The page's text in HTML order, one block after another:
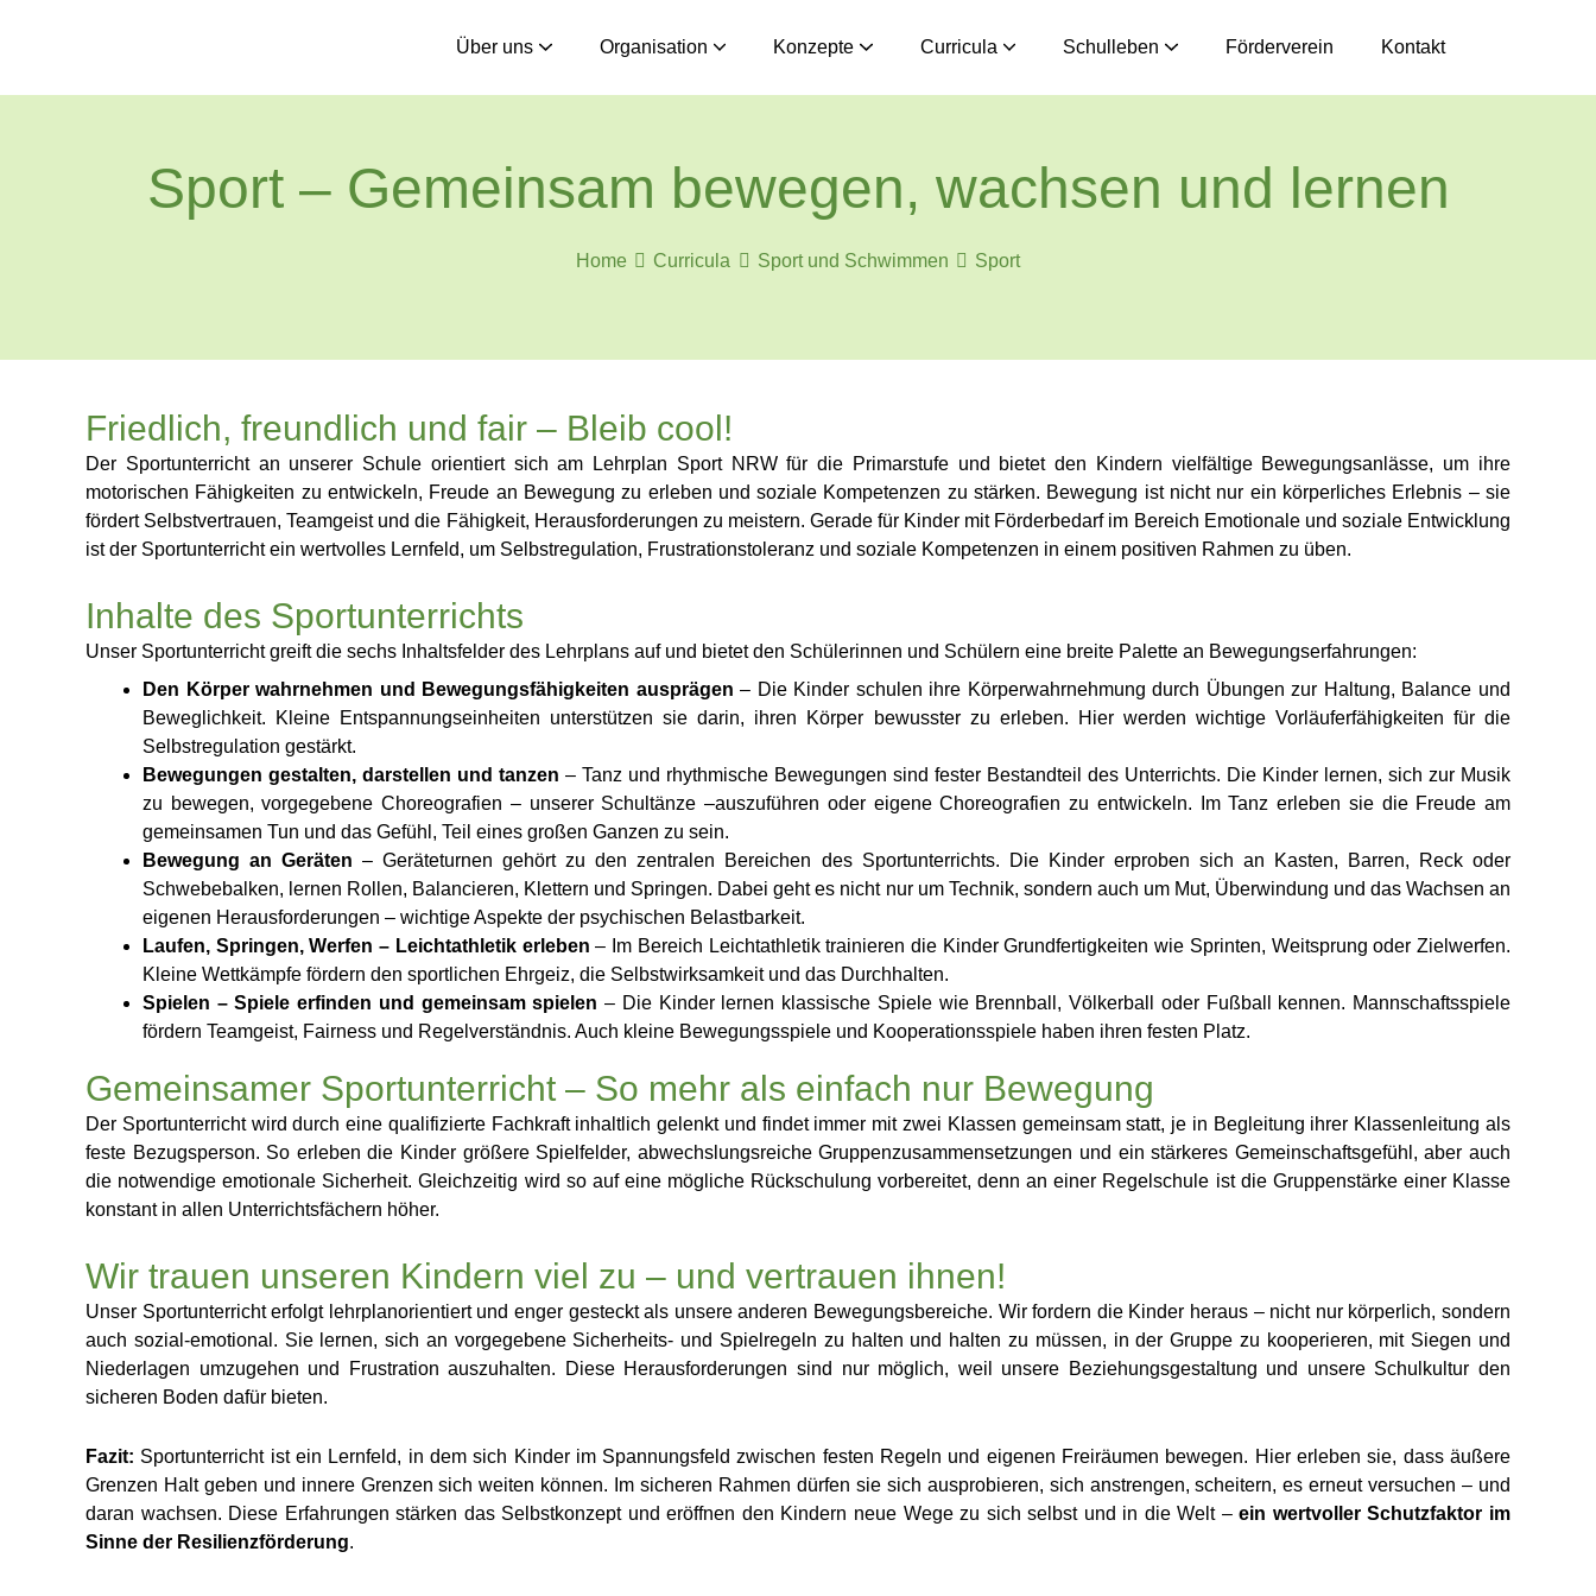
Über uns Organisation Konzepte Curricula Schulleben Förderverein Kontakt
Sport – Gemeinsam bewegen, wachsen und lernen
Home Curricula Sport und Schwimmen Sport
Friedlich, freundlich und fair – Bleib cool!
Der Sportunterricht an unserer Schule orientiert sich am Lehrplan Sport NRW für die Primarstufe und bietet den Kindern vielfältige Bewegungsanlässe, um ihre
motorischen Fähigkeiten zu entwickeln, Freude an Bewegung zu erleben und soziale Kompetenzen zu stärken. Bewegung ist nicht nur ein körperliches Erlebnis – sie
fördert Selbstvertrauen, Teamgeist und die Fähigkeit, Herausforderungen zu meistern. Gerade für Kinder mit Förderbedarf im Bereich Emotionale und soziale Entwicklung
ist der Sportunterricht ein wertvolles Lernfeld, um Selbstregulation, Frustrationstoleranz und soziale Kompetenzen in einem positiven Rahmen zu üben.
Inhalte des Sportunterrichts
Unser Sportunterricht greift die sechs Inhaltsfelder des Lehrplans auf und bietet den Schülerinnen und Schülern eine breite Palette an Bewegungserfahrungen:
Den Körper wahrnehmen und Bewegungsfähigkeiten ausprägen – Die Kinder schulen ihre Körperwahrnehmung durch Übungen zur Haltung, Balance und
Beweglichkeit. Kleine Entspannungseinheiten unterstützen sie darin, ihren Körper bewusster zu erleben. Hier werden wichtige Vorläuferfähigkeiten für die
Selbstregulation gestärkt.
Bewegungen gestalten, darstellen und tanzen – Tanz und rhythmische Bewegungen sind fester Bestandteil des Unterrichts. Die Kinder lernen, sich zur Musik
zu bewegen, vorgegebene Choreografien – unserer Schultänze –auszuführen oder eigene Choreografien zu entwickeln. Im Tanz erleben sie die Freude am
gemeinsamen Tun und das Gefühl, Teil eines großen Ganzen zu sein.
Bewegung an Geräten – Geräteturnen gehört zu den zentralen Bereichen des Sportunterrichts. Die Kinder erproben sich an Kasten, Barren, Reck oder
Schwebebalken, lernen Rollen, Balancieren, Klettern und Springen. Dabei geht es nicht nur um Technik, sondern auch um Mut, Überwindung und das Wachsen an
eigenen Herausforderungen – wichtige Aspekte der psychischen Belastbarkeit.
Laufen, Springen, Werfen – Leichtathletik erleben – Im Bereich Leichtathletik trainieren die Kinder Grundfertigkeiten wie Sprinten, Weitsprung oder Zielwerfen.
Kleine Wettkämpfe fördern den sportlichen Ehrgeiz, die Selbstwirksamkeit und das Durchhalten.
Spielen – Spiele erfinden und gemeinsam spielen – Die Kinder lernen klassische Spiele wie Brennball, Völkerball oder Fußball kennen. Mannschaftsspiele
fördern Teamgeist, Fairness und Regelverständnis. Auch kleine Bewegungsspiele und Kooperationsspiele haben ihren festen Platz.
Gemeinsamer Sportunterricht – So mehr als einfach nur Bewegung
Der Sportunterricht wird durch eine qualifizierte Fachkraft inhaltlich gelenkt und findet immer mit zwei Klassen gemeinsam statt, je in Begleitung ihrer Klassenleitung als
feste Bezugsperson. So erleben die Kinder größere Spielfelder, abwechslungsreiche Gruppenzusammensetzungen und ein stärkeres Gemeinschaftsgefühl, aber auch
die notwendige emotionale Sicherheit. Gleichzeitig wird so auf eine mögliche Rückschulung vorbereitet, denn an einer Regelschule ist die Gruppenstärke einer Klasse
konstant in allen Unterrichtsfächern höher.
Wir trauen unseren Kindern viel zu – und vertrauen ihnen!
Unser Sportunterricht erfolgt lehrplanorientiert und enger gesteckt als unsere anderen Bewegungsbereiche. Wir fordern die Kinder heraus – nicht nur körperlich, sondern
auch sozial-emotional. Sie lernen, sich an vorgegebene Sicherheits- und Spielregeln zu halten und halten zu müssen, in der Gruppe zu kooperieren, mit Siegen und
Niederlagen umzugehen und Frustration auszuhalten. Diese Herausforderungen sind nur möglich, weil unsere Beziehungsgestaltung und unsere Schulkultur den
sicheren Boden dafür bieten.
Fazit: Sportunterricht ist ein Lernfeld, in dem sich Kinder im Spannungsfeld zwischen festen Regeln und eigenen Freiräumen bewegen. Hier erleben sie, dass äußere
Grenzen Halt geben und innere Grenzen sich weiten können. Im sicheren Rahmen dürfen sie sich ausprobieren, sich anstrengen, scheitern, es erneut versuchen – und
daran wachsen. Diese Erfahrungen stärken das Selbstkonzept und eröffnen den Kindern neue Wege zu sich selbst und in die Welt –ein wertvoller Schutzfaktor im
Sinne der Resilienzförderung.